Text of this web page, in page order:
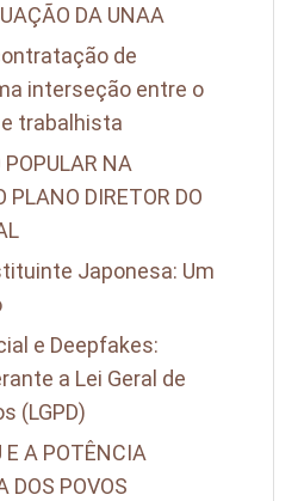
DA UNAA
de
interseção entre o
trabalhista
NA
PLANO DIRETOR DO
Japonesa: Um
e Deepfakes:
a Lei Geral de
(LGPD)
E A POTÊNCIA
DOS POVOS